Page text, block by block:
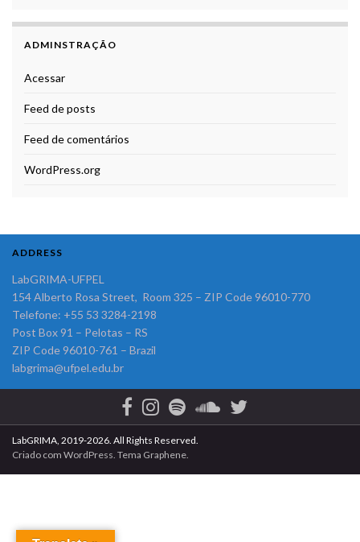
ADMINSTRAÇÃO
Acessar
Feed de posts
Feed de comentários
WordPress.org
ADDRESS
LabGRIMA-UFPEL
154 Alberto Rosa Street, Room 325 – ZIP Code 96010-770
Telefone: +55 53 3284-2198
Post Box 91 – Pelotas – RS
ZIP Code 96010-761 – Brazil
labgrima@ufpel.edu.br
LabGRIMA, 2019-2026. All Rights Reserved.
Criado com WordPress. Tema Graphene.